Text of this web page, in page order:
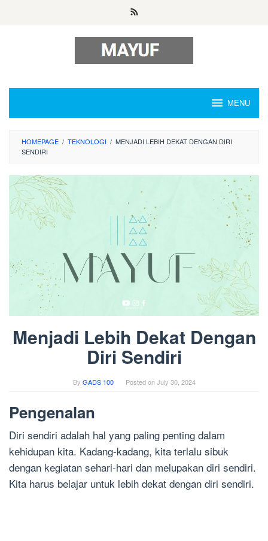
MENU
HOMEPAGE / TEKNOLOGI / MENJADI LEBIH DEKAT DENGAN DIRI
SENDIRI
Menjadi Lebih Dekat Dengan
Diri Sendiri
By GADS 100 Posted onJuly 30, 2024
Pengenalan
Diri sendiri adalah hal yang paling penting dalam
kehidupan kita. Kadang-kadang, kita terlalu sibuk
dengan kegiatan sehari-hari dan melupakan diri sendiri.
Kita harus belajar untuk lebih dekat dengan diri sendiri.